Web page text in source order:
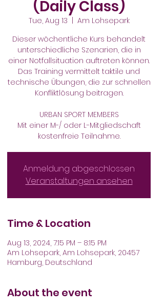
(Daily Class)
Tue, Aug 13
Am Lohsepark
Dieser wöchentliche Kurs behandelt
unterschiedliche Szenarien, die in
einer Notfallsituation auftreten können.
Das Training vermittelt taktile und
technische Übungen, die zur schnellen
Konfliktlösung beitragen.
URBAN SPORT MEMBERS
Mit einer M-/ oder L-Mitgliedschaft
kostenfreie Teilnahme.
Anmeldung abgeschlossen
Veranstaltungen ansehen
Time & Location
Aug 13, 2024, 7:15 PM – 8:15 PM
Am Lohsepark, Am Lohsepark, 20457
Hamburg, Deutschland
About the event